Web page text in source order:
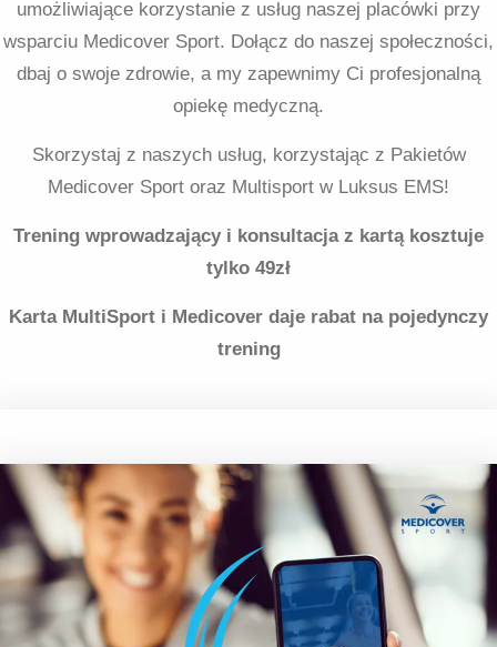
umożliwiające korzystanie z usług naszej placówki przy
wsparciu Medicover Sport. Dołącz do naszej społeczności,
dbaj o swoje zdrowie, a my zapewnimy Ci profesjonalną
opiekę medyczną.
Skorzystaj z naszych usług, korzystając z Pakietów
Medicover Sport oraz Multisport w Luksus EMS!
Trening wprowadzający i konsultacja z kartą kosztuje
tylko 49zł
Karta MultiSport i Medicover daje rabat na pojedynczy
trening